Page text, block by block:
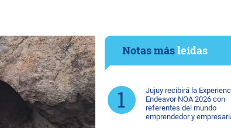
Notas másleídas
Jujuy recibirá la
Endeavor NOA 2026 con
referentes del mundo
emprendedor y